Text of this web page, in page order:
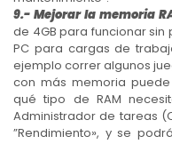
9.- Mejorar la memoria
de 4GB para funcionar sin
PC para cargas de
ejemplo correr algunos
con más memoria
qué tipo de RAM
Administrador de tareas
”Rendimiento», y se